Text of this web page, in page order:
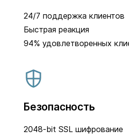
24/7 поддержка клиентов
Быстрая реакция
94% удовлетворенных
Безопасность
2048-bit SSL шифрование